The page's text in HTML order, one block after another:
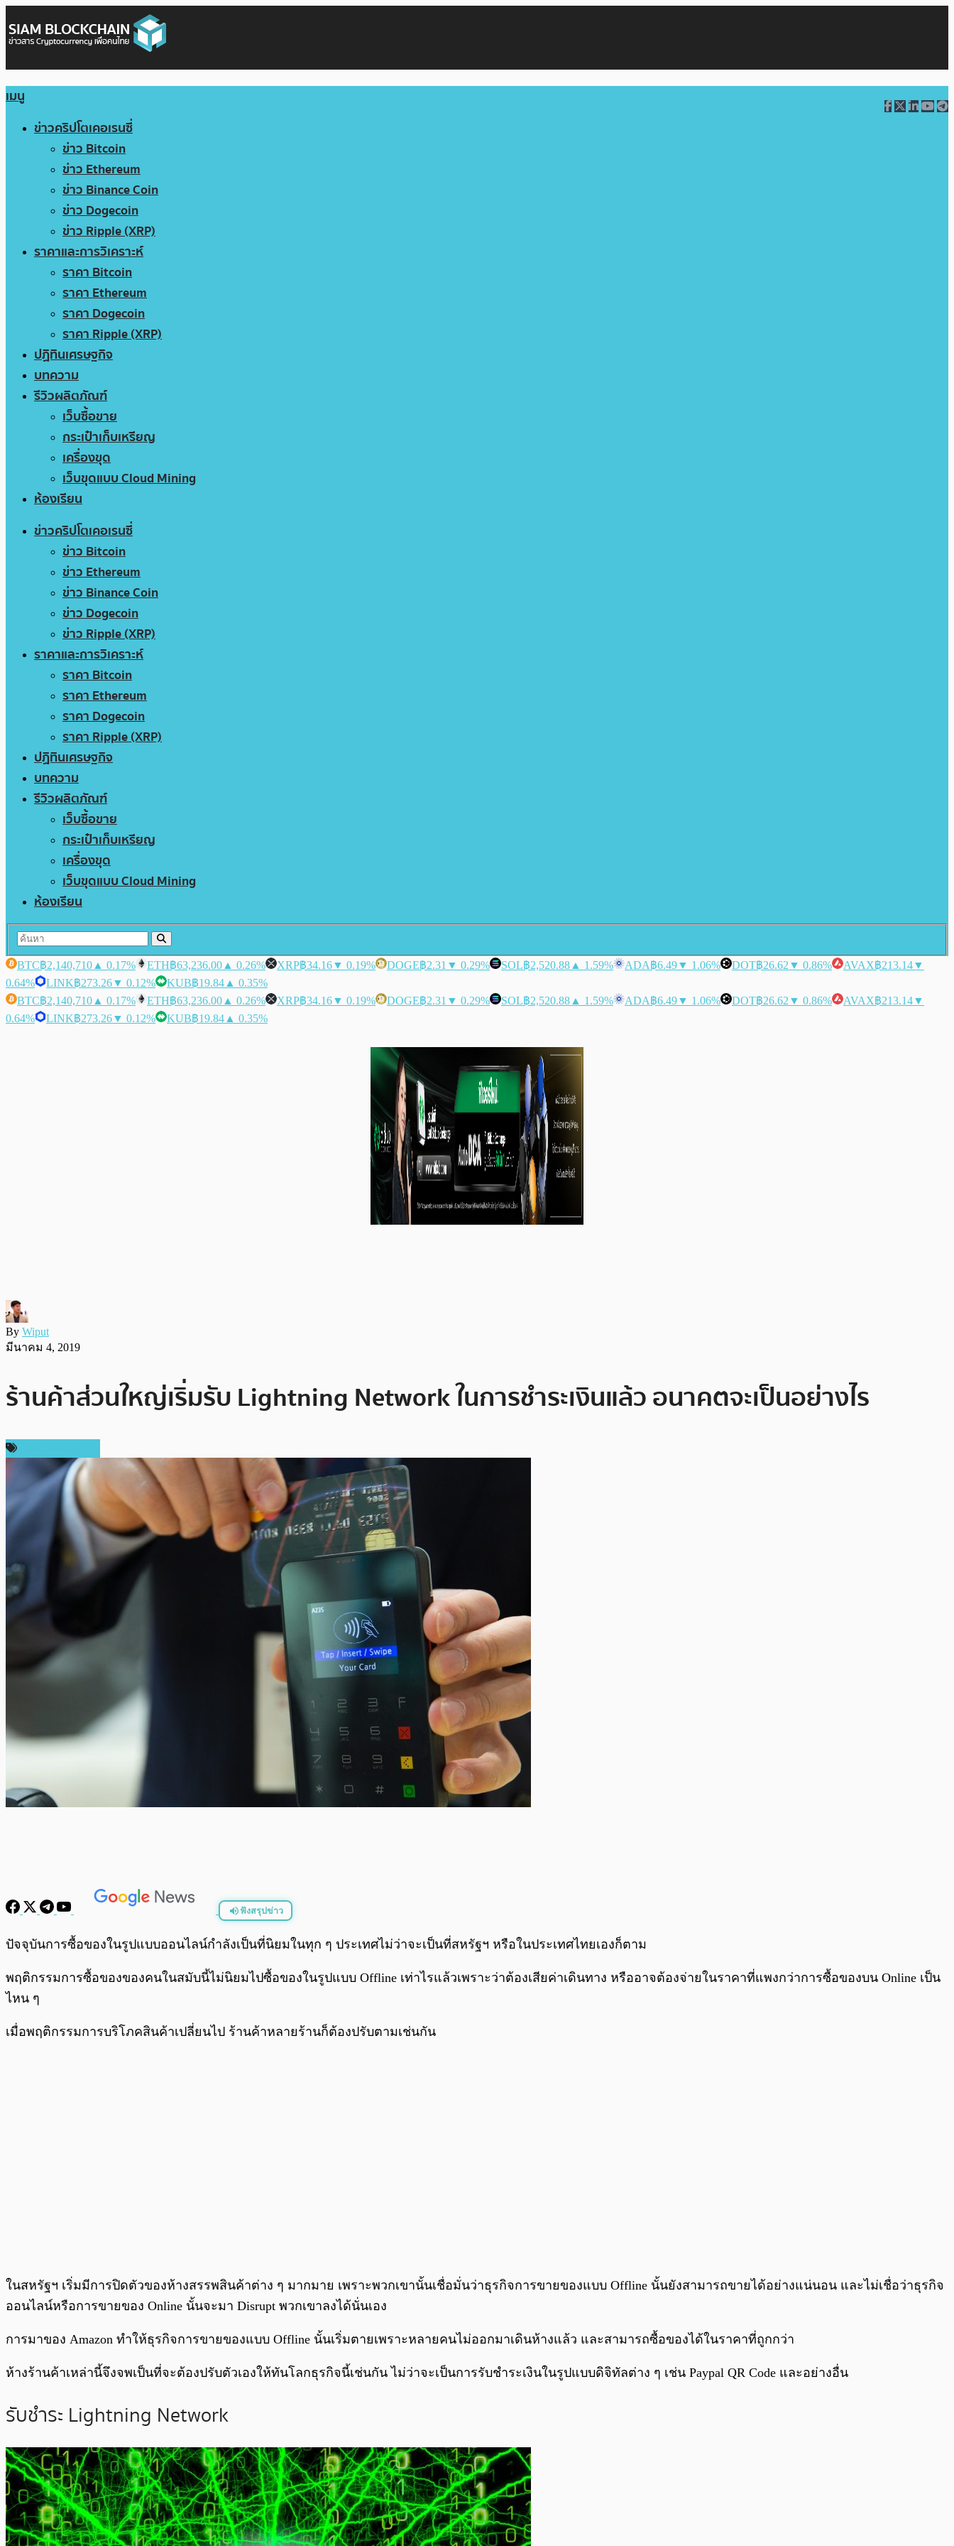
เมนู
ข่าวคริปโตเคอเรนซี่
ข่าว Bitcoin
ข่าว Ethereum
ข่าว Binance Coin
ข่าว Dogecoin
ข่าว Ripple (XRP)
ราคาและการวิเคราะห์
ราคา Bitcoin
ราคา Ethereum
ราคา Dogecoin
ราคา Ripple (XRP)
ปฏิทินเศรษฐกิจ
บทความ
รีวิวผลิตภัณฑ์
เว็บซื้อขาย
กระเป๋าเก็บเหรียญ
เครื่องขุด
เว็บขุดแบบ Cloud Mining
ห้องเรียน
ข่าวคริปโตเคอเรนซี่
ข่าว Bitcoin
ข่าว Ethereum
ข่าว Binance Coin
ข่าว Dogecoin
ข่าว Ripple (XRP)
ราคาและการวิเคราะห์
ราคา Bitcoin
ราคา Ethereum
ราคา Dogecoin
ราคา Ripple (XRP)
ปฏิทินเศรษฐกิจ
บทความ
รีวิวผลิตภัณฑ์
เว็บซื้อขาย
กระเป๋าเก็บเหรียญ
เครื่องขุด
เว็บขุดแบบ Cloud Mining
ห้องเรียน
BTC฿2,140,710 ▲ 0.17% ETH฿63,236.00 ▲ 0.26% XRP฿34.16▼ 0.19% DOGE฿2.31 ▼ 0.29% SOL฿2,520.88 ▲ 1.59% ADA฿6.49▼ 1.06% DOT฿26.62 ▼ 0.86% AVAX฿213.14▼
0.64%
LINK฿273.26▼ 0.12% KUB฿19.84 ▲ 0.35%
BTC฿2,140,710 ▲ 0.17% ETH฿63,236.00 ▲ 0.26% XRP฿34.16▼ 0.19% DOGE฿2.31 ▼ 0.29% SOL฿2,520.88 ▲ 1.59% ADA฿6.49▼ 1.06% DOT฿26.62 ▼ 0.86% AVAX฿213.14▼
0.64%
LINK฿273.26▼ 0.12% KUB฿19.84 ▲ 0.35%
By Wiput
มีนาคม 4, 2019
ร้านค้าส่วนใหญ่เริ่มรับ Lightning Network ในการชำระเงินแล้ว อนาคตจะเป็นอย่างไร
ฟังสรุปข่าว
พร้อมเล่น
ปัจจุบันการซื้อของในรูปแบบออนไลน์กำลังเป็นที่นิยมในทุก ๆ ประเทศไม่ว่าจะเป็นที่สหรัฐฯ หรือในประเทศไทยเองก็ตาม
พฤติกรรมการซื้อของของคนในสมับนี้ไม่นิยมไปซื้อของในรูปแบบ Offline เท่าไรแล้วเพราะว่าต้องเสียค่าเดินทาง หรืออาจต้องจ่ายในราคาที่แพงกว่าการซื้อของบน Online เป็น
ไหน ๆ
เมื่อพฤติกรรมการบริโภคสินค้าเปลี่ยนไป ร้านค้าหลายร้านก็ต้องปรับตามเช่นกัน
ในสหรัฐฯ เริ่มมีการปิดตัวของห้างสรรพสินค้าต่าง ๆ มากมาย เพราะพวกเขานั้นเชื่อมั่นว่าธุรกิจการขายของแบบ Offline นั้นยังสามารถขายได้อย่างแน่นอน และไม่เชื่อว่าธุรกิจ
ออนไลน์หรือการขายของ Online นั้นจะมา Disrupt พวกเขาลงได้นั่นเอง
การมาของ Amazon ทำให้ธุรกิจการขายของแบบ Offline นั้นเริ่มตายเพราะหลายคนไม่ออกมาเดินห้างแล้ว และสามารถซื้อของได้ในราคาที่ถูกกว่า
ห้างร้านค้าเหล่านี้จึงจพเป็นที่จะต้องปรับตัวเองให้ทันโลกธุรกิจนี้เช่นกัน ไม่ว่าจะเป็นการรับชำระเงินในรูปแบบดิจิทัลต่าง ๆ เช่น Paypal QR Code และอย่างอื่น
รับชำระ Lightning Network